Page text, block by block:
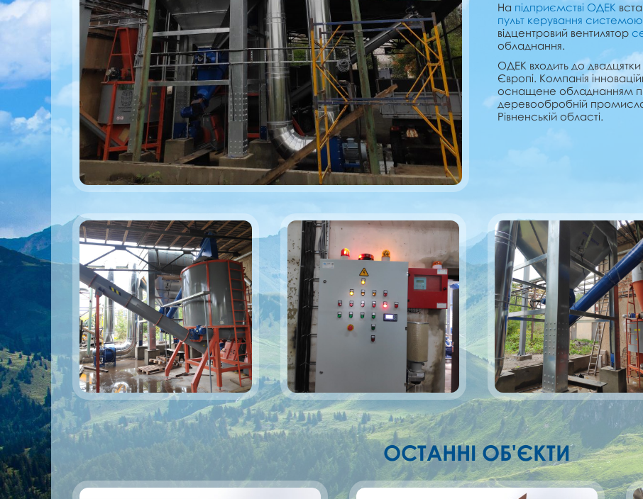
На підприємстві ОДЕК
пульт керування системою
відцентровий вентилятор
обладнання.
ОДЕК входить до
Європі. Компанія
оснащене обладнанням
деревообробній
Рівненській області.
ОСТАННІ ОБ'ЄКТИ